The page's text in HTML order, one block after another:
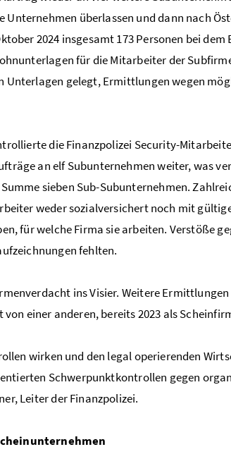
überlassen und dann nach
2024 insgesamt 173 Personen bei
für die Mitarbeiter der
gelegt, Ermittlungen wegen
die Finanzpolizei Security-
an elf Subunternehmen weiter, was
sieben Sub-Subunternehmen.
weder sozialversichert noch mit
für welche Firma sie arbeiten. Verstöße
fehlten.
ins Visier. Weitere
einer anderen, bereits 2023 als
wirken und den legal operierenden
Schwerpunktkontrollen gegen
Leiter der Finanzpolizei.